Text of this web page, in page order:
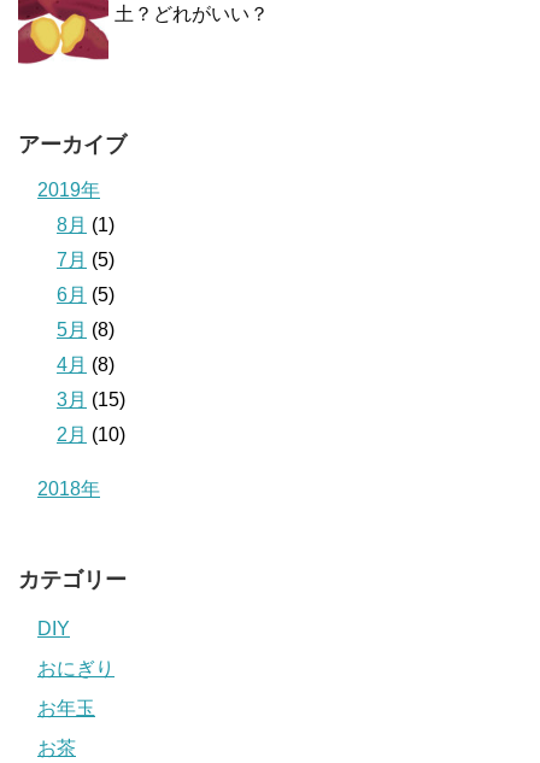
土？どれがいい？
アーカイブ
2019年
8月 (1)
7月 (5)
6月 (5)
5月 (8)
4月 (8)
3月 (15)
2月 (10)
2018年
カテゴリー
DIY
おにぎり
お年玉
お茶